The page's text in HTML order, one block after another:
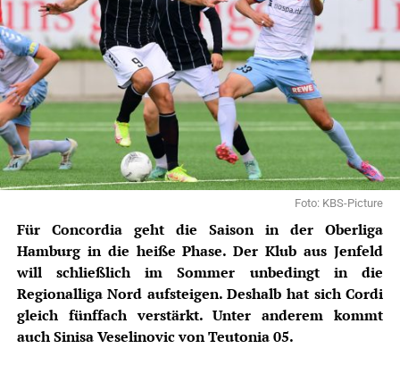
Foto: KBS-Picture
Für Concordia geht die Saison in der Oberliga
Hamburg in die heiße Phase. Der Klub aus Jenfeld
will schließlich im Sommer unbedingt in die
Regionalliga Nord aufsteigen. Deshalb hat sich Cordi
gleich fünffach verstärkt. Unter anderem kommt
auch Sinisa Veselinovic von Teutonia 05.